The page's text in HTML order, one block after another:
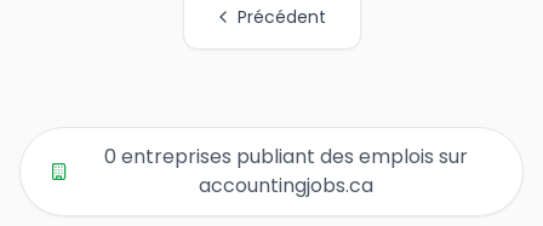
Précédent
0 entreprises publiant des emplois sur
accountingjobs.ca